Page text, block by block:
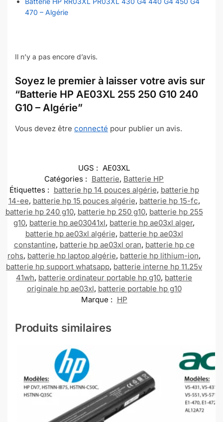
470 – Algérie
Il n’y a pas encore d’avis.
Soyez le premier à laisser votre avis sur
“Batterie HP AE03XL 255 250 G10 240
G10 – Algérie”
Vous devez être connecté pour publier un avis.
UGS : AE03XL
Catégories : Batterie, Batterie HP
Étiquettes : batterie hp 14 pouces algérie, batterie hp
14-ee, batterie hp 15 pouces algérie, batterie hp 15-fc,
batterie hp 240 g10, batterie hp 250 g10, batterie hp 255
g10, batterie hp ae03041xl, batterie hp ae03xl alger,
batterie hp ae03xl algérie, batterie hp ae03xl
constantine, batterie hp ae03xl oran, batterie hp ce
rohs, batterie hp laptop algérie, batterie hp lithium-ion,
batterie hp support whatsapp, batterie interne hp 11.25v
41wh, batterie ordinateur portable hp g10, batterie
originale hp ae03xl, batterie portable hp g10
Marque : HP
Produits similaires